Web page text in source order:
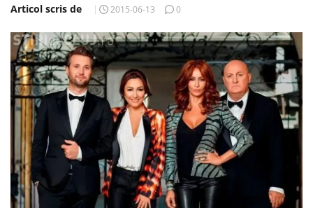
Articol scris de 2015-06-13 0